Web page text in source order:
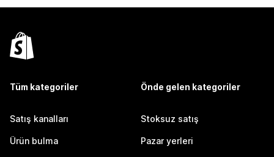
Tüm kategoriler
Satış kanalları
Ürün bulma
Önde gelen kategoriler
Stoksuz satış
Pazar yerleri